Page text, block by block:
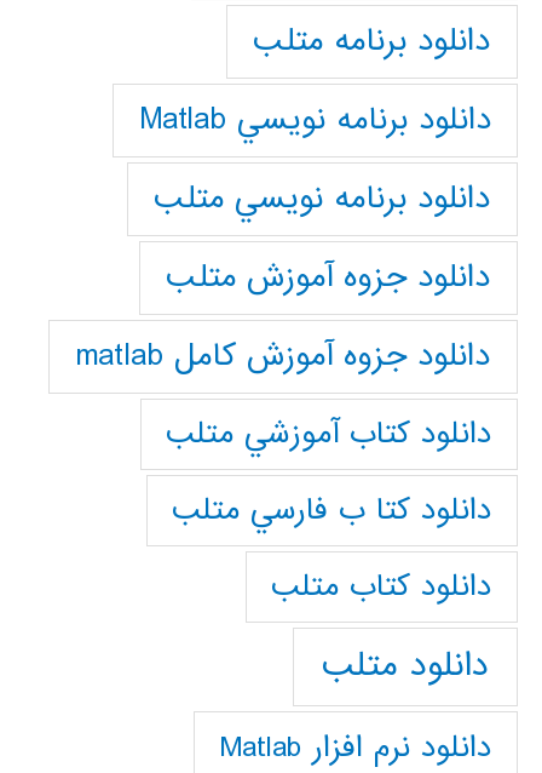
دانلود برنامه متلب
دانلود برنامه نويسي Matlab
دانلود برنامه نويسي متلب
دانلود جزوه آموزش متلب
دانلود جزوه آموزش کامل matlab
دانلود كتاب آموزشي متلب
دانلود كتا ب فارسي متلب
دانلود كتاب متلب
دانلود متلب
دانلود نرم افزار Matlab